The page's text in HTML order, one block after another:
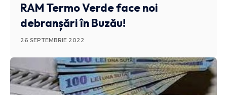
RAM Termo Verde face noi
debranșări în Buzău!
26 SEPTEMBRIE 2022